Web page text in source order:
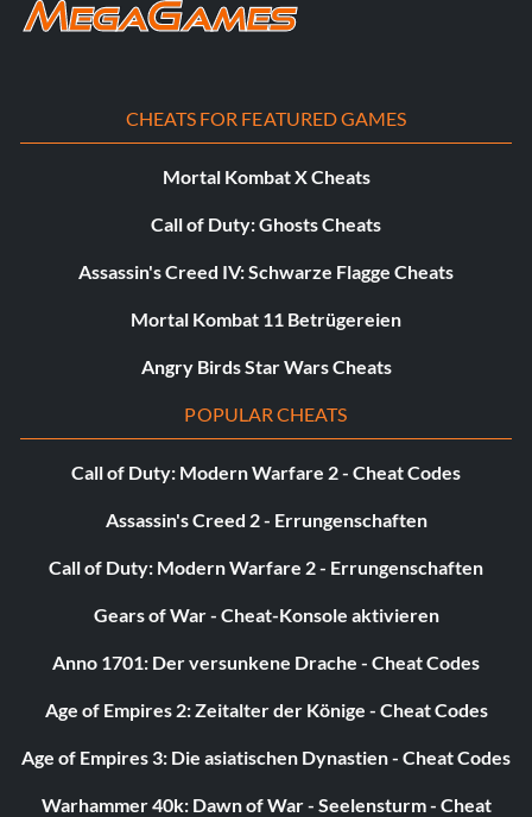
CHEATS FOR FEATURED GAMES
Mortal Kombat X Cheats
Call of Duty: Ghosts Cheats
Assassin's Creed IV: Schwarze Flagge Cheats
Mortal Kombat 11 Betrügereien
Angry Birds Star Wars Cheats
POPULAR CHEATS
Call of Duty: Modern Warfare 2 - Cheat Codes
Assassin's Creed 2 - Errungenschaften
Call of Duty: Modern Warfare 2 - Errungenschaften
Gears of War - Cheat-Konsole aktivieren
Anno 1701: Der versunkene Drache - Cheat Codes
Age of Empires 2: Zeitalter der Könige - Cheat Codes
Age of Empires 3: Die asiatischen Dynastien - Cheat Codes
Warhammer 40k: Dawn of War - Seelensturm - Cheat